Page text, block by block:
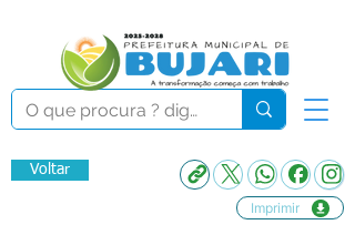
Voltar
Imprimir